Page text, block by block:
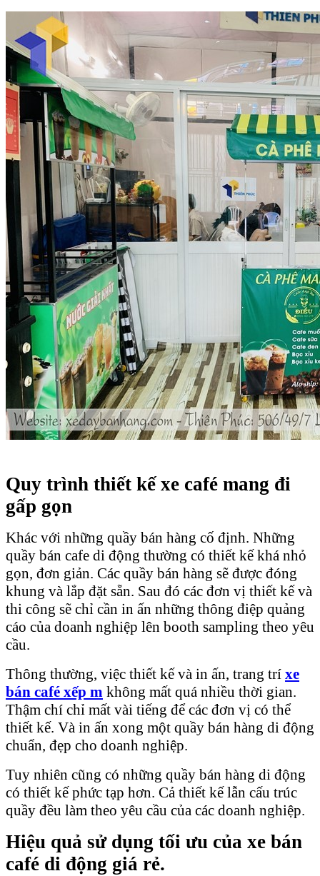
Quy trình thiết kế xe café mang đi
gấp gọn
Khác với những quầy bán hàng cố định. Những
quầy bán cafe di động thường có thiết kế khá nhỏ
gọn, đơn giản. Các quầy bán hàng sẽ được đóng
khung và lắp đặt sẵn. Sau đó các đơn vị thiết kế và
thi công sẽ chỉ cần in ấn những thông điệp quảng
cáo của doanh nghiệp lên booth sampling theo yêu
cầu.
Thông thường, việc thiết kế và in ấn, trang trí xe
bán café xếp m không mất quá nhiều thời gian.
Thậm chí chỉ mất vài tiếng để các đơn vị có thể
thiết kế. Và in ấn xong một quầy bán hàng di động
chuẩn, đẹp cho doanh nghiệp.
Tuy nhiên cũng có những quầy bán hàng di động
có thiết kế phức tạp hơn. Cả thiết kế lẫn cấu trúc
quầy đều làm theo yêu cầu của các doanh nghiệp.
Hiệu quả sử dụng tối ưu của xe bán
café di động giá rẻ.